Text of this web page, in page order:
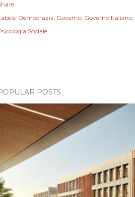
Democrazia Governo Governo Italiano
Sociale
POSTS